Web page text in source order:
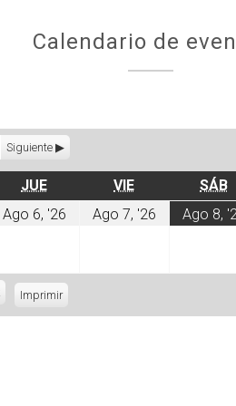
Calendario de
Siguiente
JUEJUEVES VIEVIERNES SÁB
Ago 6, '26
agosto
Ago 7, '26
agosto
Ago 8,
ImprimirVistas